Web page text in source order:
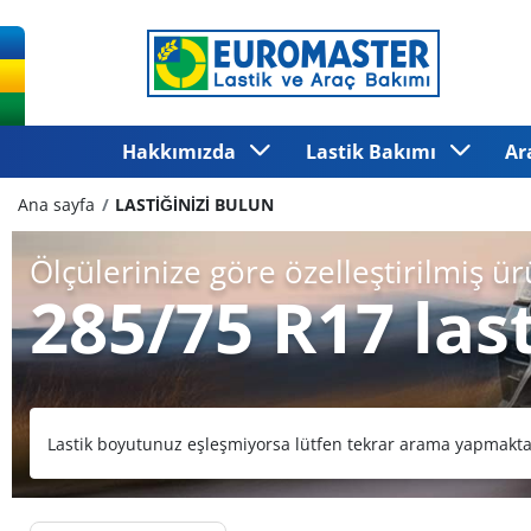
Hakkımızda Lastik Bakımı
Ana sayfa LASTİĞİNİZİ BULUN
Ölçülerinize göre özelleştirilmiş
285/75 R17
Lastik boyutunuz eşleşmiyorsa lütfen tekrar arama